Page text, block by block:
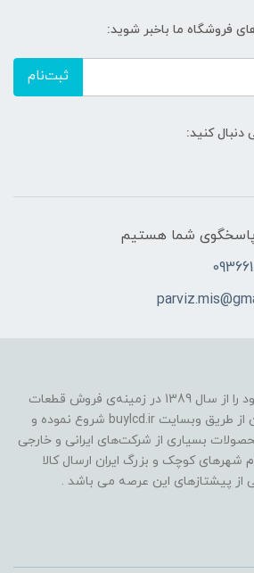
فروشگاه ما باخبر شوید:
ثبت‌نام
دنبال کنید:
پارسا کامپیوتر فعالیت خود را از سال 1389 در زمینه‌ی فروش قطعات
کامپیوتر به صورت آنلاین از طریق وبسایت buylcd.ir شروع نموده و
بسیاری از شرکت‌های ایرانی و خارجی
شهرهای کوچک و بزرگ ایران ارسال کالا
از پیشتازهای این عرصه می باشد .